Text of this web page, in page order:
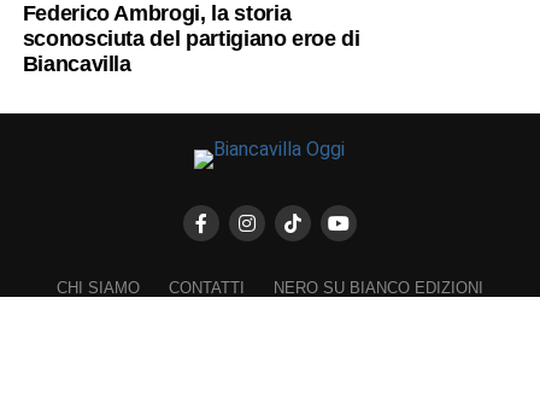
Federico Ambrogi, la storia
sconosciuta del partigiano eroe di
Biancavilla
CHI SIAMO CONTATTI
NERO SU BIANCO EDIZIONI